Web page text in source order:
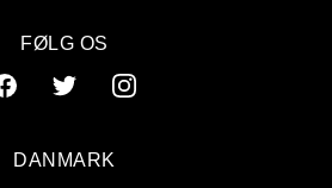
FØLG OS
DANMARK